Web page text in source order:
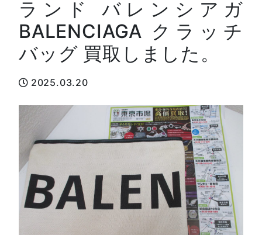
ランド バレンシアガ
BALENCIAGA クラッチ
バッグ 買取しました。
2025.03.20